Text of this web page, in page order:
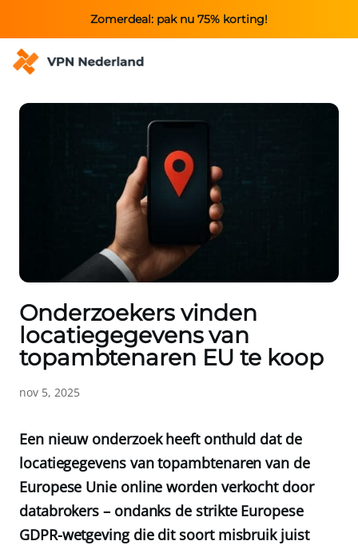
Zomerdeal: pak nu 75% korting!
Onderzoekers vinden
locatiegegevens van
topambtenaren EU te koop
nov 5, 2025
Een nieuw onderzoek heeft onthuld dat de
locatiegegevens van topambtenaren van de
Europese Unie online worden verkocht door
databrokers – ondanks de strikte Europese
GDPR-wetgeving die dit soort misbruik juist